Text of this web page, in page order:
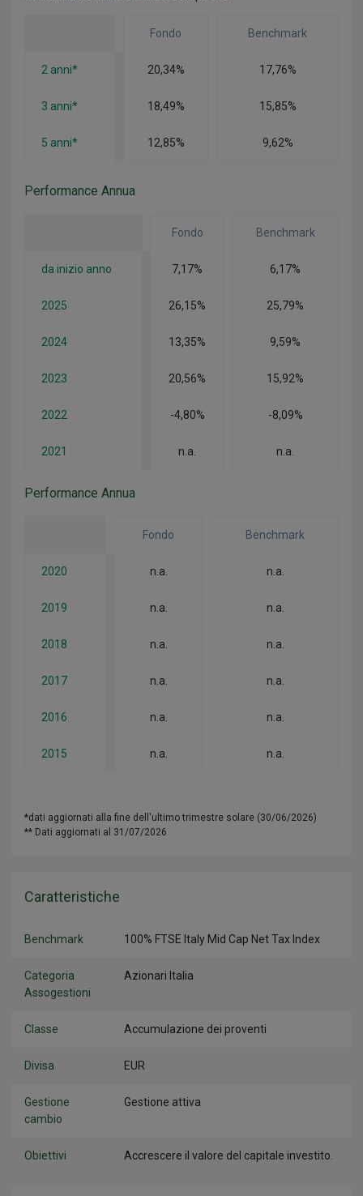
Fondo Benchmark
2 anni* 20,34% 17,76%
3 anni* 18,49% 15,85%
5 anni* 12,85% 9,62%
Performance Annua
Fondo Benchmark
da inizio anno 7,17% 6,17%
2025 26,15% 25,79%
2024 13,35% 9,59%
2023 20,56% 15,92%
2022 -4,80% -8,09%
2021 n.a. n.a.
Performance Annua
Fondo Benchmark
2020 n.a. n.a.
2019 n.a. n.a.
2018 n.a. n.a.
2017 n.a. n.a.
2016 n.a. n.a.
2015 n.a. n.a.
*dati aggiornati alla fine dell'ultimo trimestre solare (30/06/2026)
** Dati aggiornati al 31/07/2026
Caratteristiche
Benchmark 100% FTSE Italy Mid Cap Net Tax Index
Categoria
Assogestioni
Azionari Italia
Classe Accumulazione dei proventi
Divisa EUR
Gestione
cambio
Gestione attiva
Obiettivi Accrescere il valore del capitale investito.